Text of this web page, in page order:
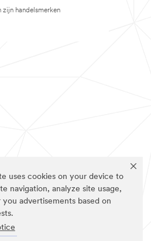
uses cookies on your device to
navigation, analyze site usage,
you advertisements based on
zijn handelsmerken